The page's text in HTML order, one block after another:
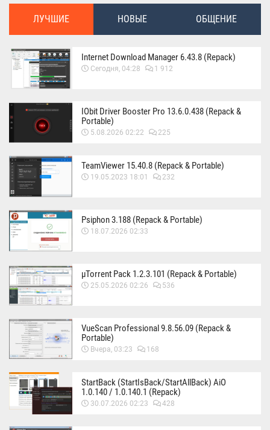
ЛУЧШИЕ НОВЫЕ ОБЩЕНИЕ
Internet Download Manager 6.43.8 (Repack)
Сегодня, 04:28 1 912
IObit Driver Booster Pro 13.6.0.438 (Repack &
Portable)
5.08.2026 02:22 225
TeamViewer 15.40.8 (Repack & Portable)
19.05.2023 18:01 232
Psiphon 3.188 (Repack & Portable)
18.07.2026 02:33
µTorrent Pack 1.2.3.101 (Repack & Portable)
25.05.2026 02:26 536
VueScan Professional 9.8.56.09 (Repack &
Portable)
Вчера, 03:23 168
StartBack (StartIsBack/StartAllBack) AiO
1.0.140 / 1.0.140.1 (Repack)
30.07.2026 02:23 428